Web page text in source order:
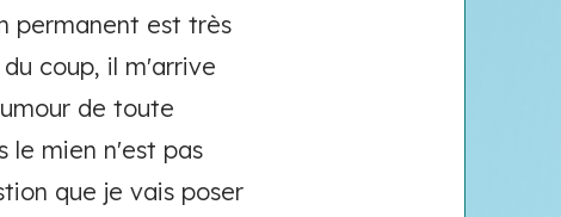
permanent est très
coup, il m'arrive
de toute
le mien n'est pas
que je vais poser